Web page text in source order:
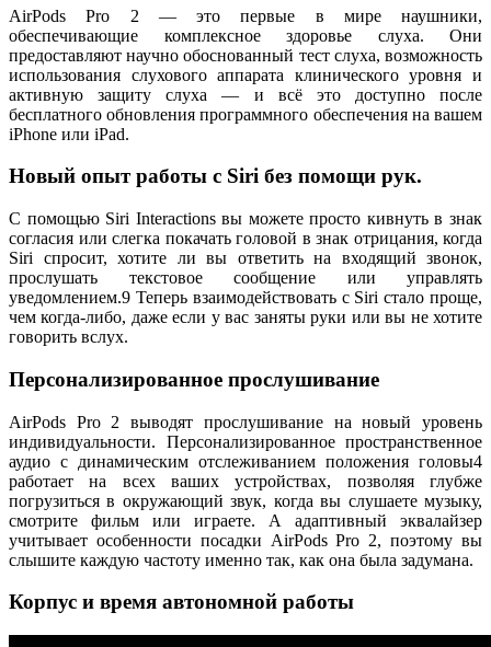
AirPods Pro 2 — это первые в мире наушники,
обеспечивающие комплексное здоровье слуха. Они
предоставляют научно обоснованный тест слуха, возможность
использования слухового аппарата клинического уровня и
активную защиту слуха — и всё это доступно после
бесплатного обновления программного обеспечения на вашем
iPhone или iPad.
Новый опыт работы с Siri без помощи рук.
С помощью Siri Interactions вы можете просто кивнуть в знак
согласия или слегка покачать головой в знак отрицания, когда
Siri спросит, хотите ли вы ответить на входящий звонок,
прослушать текстовое сообщение или управлять
уведомлением.9 Теперь взаимодействовать с Siri стало проще,
чем когда-либо, даже если у вас заняты руки или вы не хотите
говорить вслух.
Персонализированное прослушивание
AirPods Pro 2 выводят прослушивание на новый уровень
индивидуальности. Персонализированное пространственное
аудио с динамическим отслеживанием положения головы4
работает на всех ваших устройствах, позволяя глубже
погрузиться в окружающий звук, когда вы слушаете музыку,
смотрите фильм или играете. А адаптивный эквалайзер
учитывает особенности посадки AirPods Pro 2, поэтому вы
слышите каждую частоту именно так, как она была задумана.
Корпус и время автономной работы